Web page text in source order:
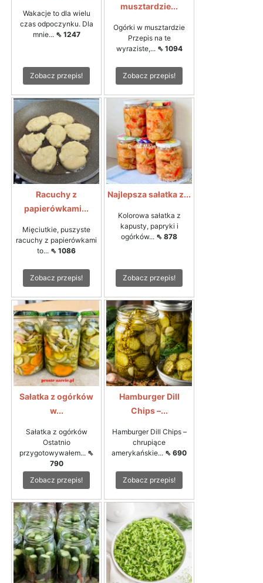
Wakacje to dla wielu
czas odpoczynku. Dla
mnie... ⇖ 1247
Zobacz przepis!
musztardzie...
Ogórki w musztardzie
Przepis na te
wyraziste,... ⇖ 1094
Zobacz przepis!
Racuchy z
papierówkami...
Mięciutkie, puszyste
racuchy z papierówkami
to... ⇖ 1086
Zobacz przepis!
Najlepsza sałatka z...
Kolorowa sałatka z
kapusty, papryki i
ogórków... ⇖ 878
Zobacz przepis!
Sałatka z ogórków
w...
Sałatka z ogórków
Ostatnio
przygotowywałem... ⇖
790
Zobacz przepis!
Hamburger Dill
Chips –...
Hamburger Dill Chips –
chrupiące
amerykańskie... ⇖ 690
Zobacz przepis!